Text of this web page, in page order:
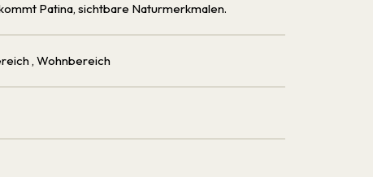
Patina, sichtbare Naturmerkmalen.
, Wohnbereich